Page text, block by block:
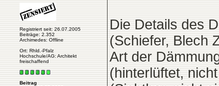
Registriert seit: 26.07.2005
Beiträge: 2.352
Archimedes: Offline
Ort: Rhld.-Pfalz
Hochschule/AG: Architekt
freischaffend
Beitrag
Die Details des
(Schiefer, Blech
Art der
(hinterlüftet,